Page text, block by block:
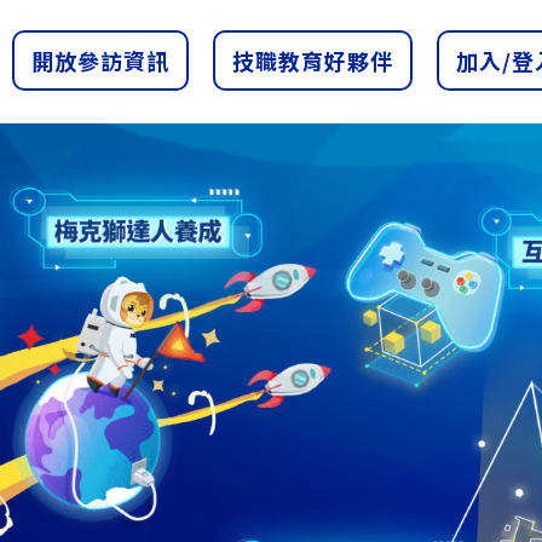
開放參訪資訊 技職教育好夥伴 加入/登